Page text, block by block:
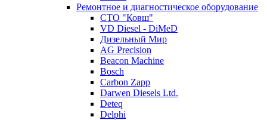
Ремонтное и диагностическое оборудование
СТО "Ковш"
VD Diesel - DiMeD
Дизельный Мир
AG Precision
Beacon Machine
Bosch
Carbon Zapp
Darwen Diesels Ltd.
Deteq
Delphi